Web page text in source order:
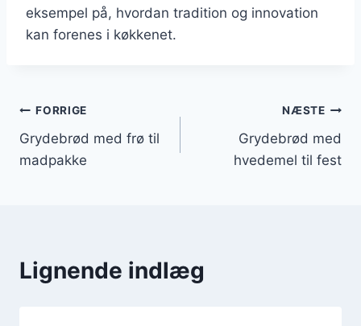
eksempel på, hvordan tradition og innovation
kan forenes i køkkenet.
Indlægsnavigation
FORRIGE
Grydebrød med frø til
madpakke
NÆSTE
Grydebrød med
hvedemel til fest
Lignende indlæg